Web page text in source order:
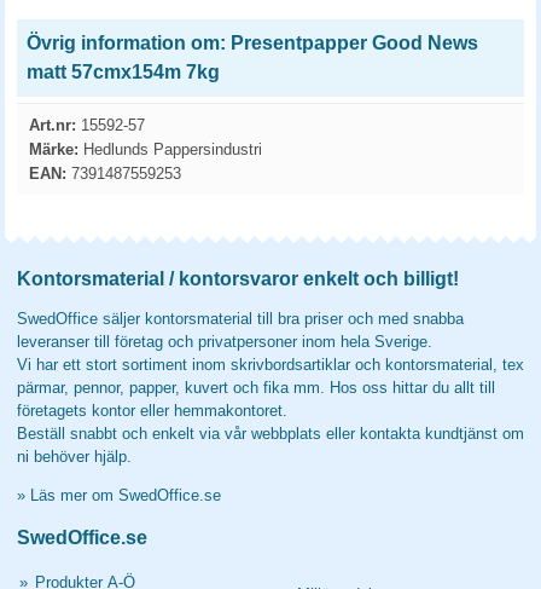
Övrig information om: Presentpapper Good News
matt 57cmx154m 7kg
Art.nr: 15592-57
Märke: Hedlunds Pappersindustri
EAN: 7391487559253
Kontorsmaterial / kontorsvaror enkelt och billigt!
SwedOffice säljer kontorsmaterial till bra priser och med snabba
leveranser till företag och privatpersoner inom hela Sverige.
Vi har ett stort sortiment inom skrivbordsartiklar och kontorsmaterial, tex
pärmar, pennor, papper, kuvert och fika mm. Hos oss hittar du allt till
företagets kontor eller hemmakontoret.
Beställ snabbt och enkelt via vår webbplats eller kontakta kundtjänst om
ni behöver hjälp.
» Läs mer om SwedOffice.se
SwedOffice.se
» Produkter A-Ö